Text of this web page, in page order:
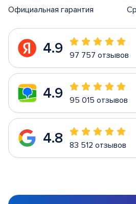
Официальная гарантия
4.9 97 757 отзывов
4.9 95 015 отзывов
4.8 83 512 отзывов